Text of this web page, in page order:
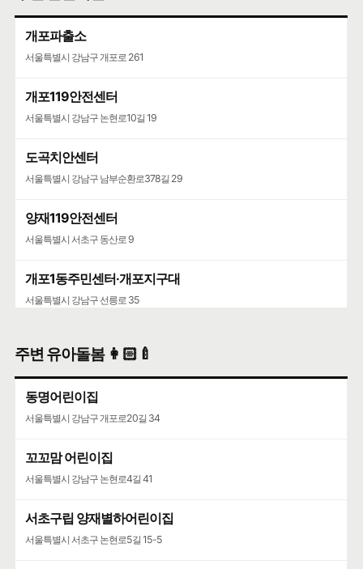
개포파출소
서울특별시 강남구 개포로 261
개포119안전센터
서울특별시 강남구 논현로10길 19
도곡치안센터
서울특별시 강남구 남부순환로378길 29
양재119안전센터
서울특별시 서초구 동산로 9
개포1동주민센터·개포지구대
서울특별시 강남구 선릉로 35
주변 유아돌봄 👩🏻‍🍼
동명어린이집
서울특별시 강남구 개포로20길 34
꼬꼬맘 어린이집
서울특별시 강남구 논현로4길 41
서초구립 양재별하어린이집
서울특별시 서초구 논현로5길 15-5